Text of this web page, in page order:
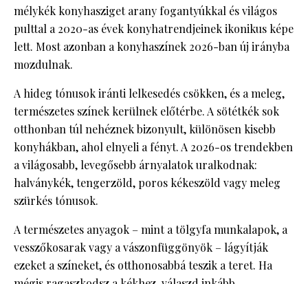
mélykék konyhasziget arany fogantyúkkal és világos
pulttal a 2020-as évek konyhatrendjeinek ikonikus képe
lett. Most azonban a konyhaszínek 2026-ban új irányba
mozdulnak.
A hideg tónusok iránti lelkesedés csökken, és a meleg,
természetes színek kerülnek előtérbe. A sötétkék sok
otthonban túl nehéznek bizonyult, különösen kisebb
konyhákban, ahol elnyeli a fényt. A 2026-os trendekben
a világosabb, levegősebb árnyalatok uralkodnak:
halványkék, tengerzöld, poros kékeszöld vagy meleg
szürkés tónusok.
A természetes anyagok – mint a tölgyfa munkalapok, a
vesszőkosarak vagy a vászonfüggönyök – lágyítják
ezeket a színeket, és otthonosabbá teszik a teret. Ha